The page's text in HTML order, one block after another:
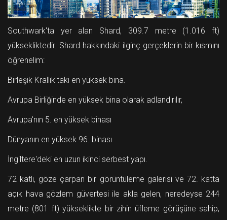
Southwark'ta yer alan Shard, 309.7 metre (1.016 ft)
yüksekliktedir. Shard hakkındaki ilginç gerçeklerin bir kısmını
öğrenelim:
Birleşik Krallık'taki en yüksek bina.
Avrupa Birliğinde en yüksek bina olarak adlandırılır,
Avrupa'nın 5. en yüksek binası
Dünyanın en yüksek 96. binası
İngiltere'deki en uzun ikinci serbest yapı.
72 katlı, göze çarpan bir görüntüleme galerisi ve 72. katta
açık hava gözlem güvertesi ile akla gelen, neredeyse 244
metre (801 ft) yükseklikte bir zihin üfleme görüşüne sahip,